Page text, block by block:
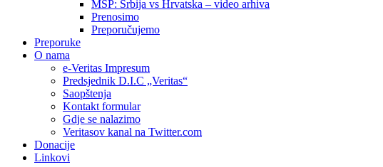
MSP: Srbija vs Hrvatska – video arhiva
Prenosimo
Preporučujemo
Preporuke
O nama
e-Veritas Impresum
Predsjednik D.I.C „Veritas“
Saopštenja
Kontakt formular
Gdje se nalazimo
Veritasov kanal na Twitter.com
Donacije
Linkovi